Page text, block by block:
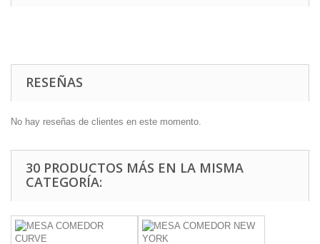
RESEÑAS
No hay reseñas de clientes en este momento.
30 PRODUCTOS MÁS EN LA MISMA
CATEGORÍA: